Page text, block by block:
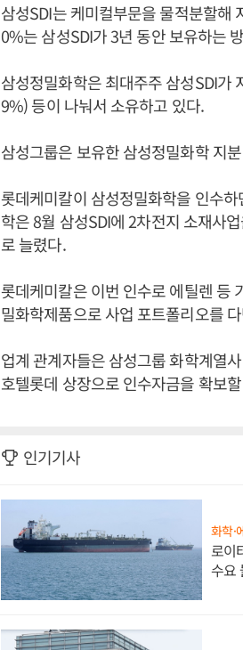
삼성SDI는 케미컬부문을 물적분할해
0%는 삼성SDI가 3년 동안 보유하는
삼성정밀화학은 최대주주 삼성SDI가
9%) 등이 나눠서 소유하고 있다.
삼성그룹은 보유한 삼성정밀화학 지
롯데케미칼이 삼성정밀화학을 인수
학은 8월 삼성SDI에 2차전지 소재사
로 늘렸다.
롯데케미칼은 이번 인수로 에틸렌 등
밀화학제품으로 사업 포트폴리오를
업계 관계자들은 삼성그룹 화학계열
호텔롯데 상장으로 인수자금을 확보
인기기사
화학·
로이
수요